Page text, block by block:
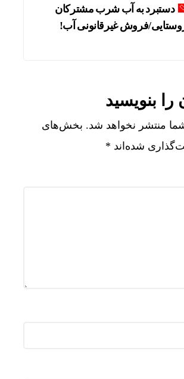
دستبرد به آب شرب مشترکان
فروش غیرقانونی آب!
را بنویسید
منتشر نخواهد شد. بخش‌های
شده‌اند *